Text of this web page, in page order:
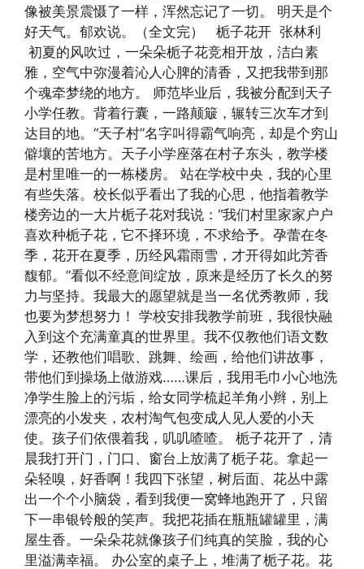
像被美景震慑了一样，浑然忘记了一切。 明天是个
好天气。郁欢说。（全文完） 栀子花开 张林利
初夏的风吹过，一朵朵栀子花竞相开放，洁白素
雅，空气中弥漫着沁人心脾的清香，又把我带到那
个魂牵梦绕的地方。 师范毕业后，我被分配到天子
小学任教。背着行囊，一路颠簸，辗转三次车才到
达目的地。“天子村”名字叫得霸气响亮，却是个穷山
僻壤的苦地方。天子小学座落在村子东头，教学楼
是村里唯一的一栋楼房。 站在学校中央，我的心里
有些失落。校长似乎看出了我的心思，他指着教学
楼旁边的一大片栀子花对我说：“我们村里家家户户
喜欢种栀子花，它不择环境，不求给予。孕蕾在冬
季，花开在夏季，历经风霜雨雪，才开得如此芳香
馥郁。”看似不经意间绽放，原来是经历了长久的努
力与坚持。我最大的愿望就是当一名优秀教师，我
也要为梦想努力！ 学校安排我教学前班，我很快融
入到这个充满童真的世界里。我不仅教他们语文数
学，还教他们唱歌、跳舞、绘画，给他们讲故事，
带他们到操场上做游戏……课后，我用毛巾小心地洗
净学生脸上的污垢，给女同学梳起羊角小辫，别上
漂亮的小发夹，农村淘气包变成人见人爱的小天
使。孩子们依偎着我，叽叽喳喳。 栀子花开了，清
晨我打开门，门口、窗台上放满了栀子花。拿起一
朵轻嗅，好香啊！我四下张望，树后面、花丛中露
出一个个小脑袋，看到我便一窝蜂地跑开了，只留
下一串银铃般的笑声。我把花插在瓶瓶罐罐里，满
屋生香。一朵朵花就像孩子们纯真的笑脸，我的心
里溢满幸福。 办公室的桌子上，堆满了栀子花。花